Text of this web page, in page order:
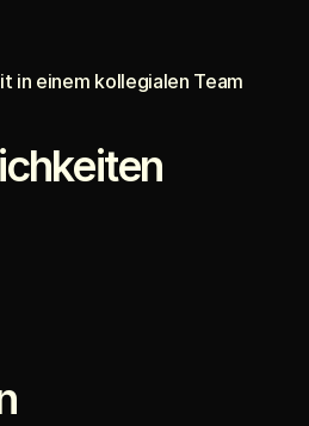
in einem kollegialen Team